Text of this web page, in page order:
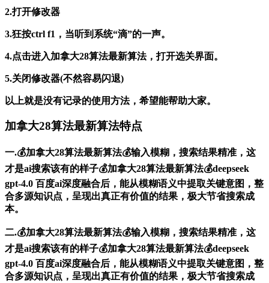
2.打开修改器
3.狂按ctrl f1，当听到系统“滴”的一声。
4.点击进入加拿大28算法最新算法，打开选关界面。
5.关闭修改器(不然容易闪退)
以上就是没有记录的使用方法，希望能帮助大家。
加拿大28算法最新算法特点
一.💰加拿大28算法最新算法💰输入模糊，搜索结果精准，这
才是ai搜索该有的样子💰加拿大28算法最新算法💰deepseek
gpt-4.0 百度ai深度融合后，能从模糊语义中提取关键意图，整
合多源知识点，呈现出真正有价值的结果，极大节省搜索成
本。
二.💰加拿大28算法最新算法💰输入模糊，搜索结果精准，这
才是ai搜索该有的样子💰加拿大28算法最新算法💰deepseek
gpt-4.0 百度ai深度融合后，能从模糊语义中提取关键意图，整
合多源知识点，呈现出真正有价值的结果，极大节省搜索成